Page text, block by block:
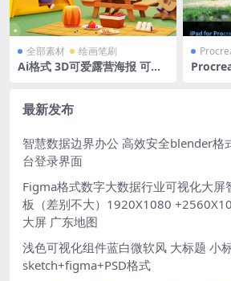
全部素材 绘画笔刷
Ai格式 3D可爱露营海报 可爱
最新发布
智慧数据边界办公 高效安全blender格
台登录界面
Figma格式数字大数据行业可视化大屏
板（差别不大）1920X1080
大屏 广东地图
浅色可视化组件蓝白微软风 大标题 小
sketch+figma+PSD格式